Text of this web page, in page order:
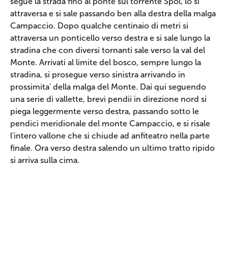
attraversa e si sale passando ben alla destra della malga
Campaccio. Dopo qualche centinaio di metri si
attraversa un ponticello verso destra e si sale lungo la
stradina che con diversi tornanti sale verso la val del
Monte. Arrivati al limite del bosco, sempre lungo la
stradina, si prosegue verso sinistra arrivando in
prossimita' della malga del Monte. Dai qui seguendo
una serie di vallette, brevi pendii in direzione nord si
piega leggermente verso destra, passando sotto le
pendici meridionale del monte Campaccio, e si risale
l'intero vallone che si chiude ad anfiteatro nella parte
finale. Ora verso destra salendo un ultimo tratto ripido
si arriva sulla cima.